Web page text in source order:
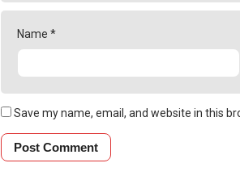
Name *
Save my name, email, and website in this